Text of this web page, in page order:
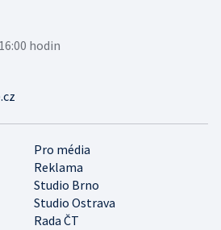
Pro média
Reklama
Studio Brno
Studio Ostrava
Rada ČT
hodin